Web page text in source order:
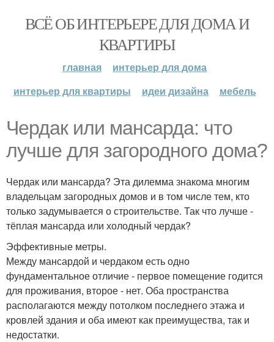
ВСЁ ОБ ИНТЕРЬЕРЕ ДЛЯ ДОМА И
КВАРТИРЫ
главная
интерьер для дома
интерьер для квартиры
идеи дизайна мебель
Чердак или мансарда: что
лучше для загородного дома?
Чердак или мансарда? Эта дилемма знакома многим
владельцам загородных домов и в том числе тем, кто
только задумывается о строительстве. Так что лучше -
тёплая мансарда или холодный чердак?
Эффективные метры.
Между мансардой и чердаком есть одно
фундаментальное отличие - первое помещение годится
для проживания, второе - нет. Оба пространства
располагаются между потолком последнего этажа и
кровлей здания и оба имеют как преимущества, так и
недостатки.